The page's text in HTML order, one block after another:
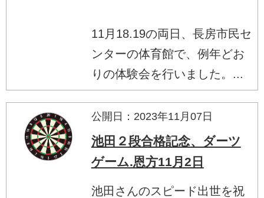
11月18.19の両日、長房市民セ
ンターの体育館で、例年どお
りの体験会を行いました。...
公開日：2023年11月07日
池田２段合格記念、ダーツ
ゲーム.恩方11月2日
池田さんのスピード出世を祝